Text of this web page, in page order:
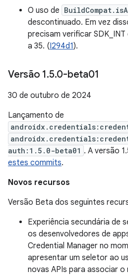
O uso de
descontinuado. Em vez
precisam verificar
a 35. (I294d1).
Versão 1.5.0-beta01
30 de outubro de 2024
Lançamento de
auth:1.5.0-beta01 . A versão
estes commits.
Novos recursos
Versão Beta dos seguintes
Experiência secundária de
os desenvolvedores de
Credential Manager no
apresentar um seletor ao
novas APIs para associar o